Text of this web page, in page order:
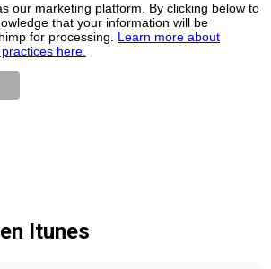
our marketing platform. By clicking below to
that your information will be
for processing. Learn more about
here.
Itunes